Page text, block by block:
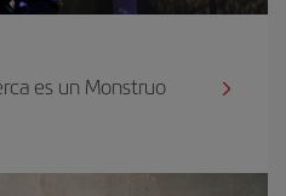
es un Monstruo